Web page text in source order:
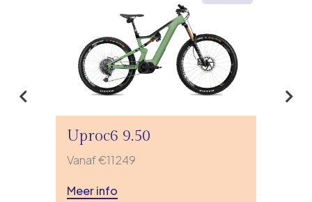
Uproc6 9.50
Vanaf €11249
Meer info